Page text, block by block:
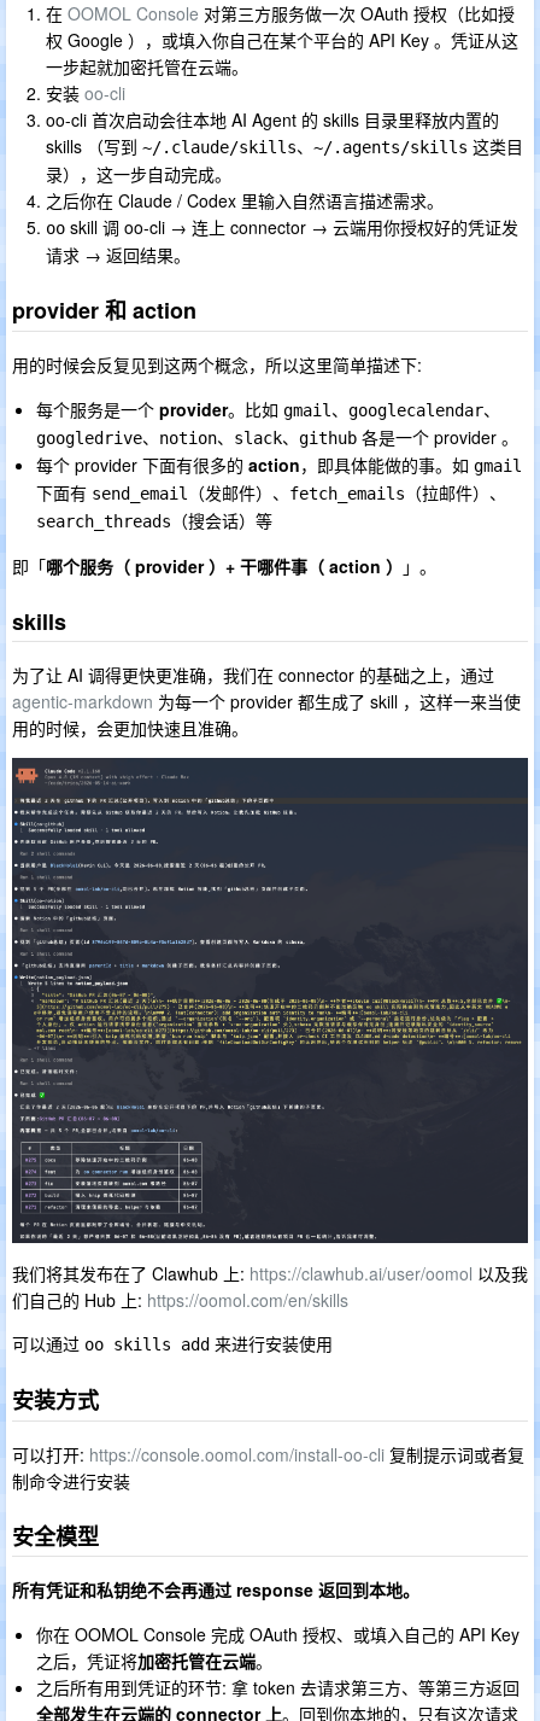
在 OOMOL Console 对第三方服务做一次 OAuth 授权（比如授
权 Google ），或填入你自己在某个平台的 API Key 。凭证从这
一步起就加密托管在云端。
安装 oo-cli
oo-cli 首次启动会往本地 AI Agent 的 skills 目录里释放内置的
skills （写到 ~/.claude/skills、 ~/.agents/skills 这类目
录），这一步自动完成。
之后你在 Claude / Codex 里输入自然语言描述需求。
oo skill 调 oo-cli → 连上 connector → 云端用你授权好的凭证发
请求 → 返回结果。
provider 和 action
用的时候会反复见到这两个概念，所以这里简单描述下:
每个服务是一个 provider。比如 gmail 、 googlecalendar、
googledrive、 notion、 slack、 github 各是一个 provider 。
每个 provider 下面有很多的 action，即具体能做的事。如 gmail
下面有 send_email （发邮件）、 fetch_emails （拉邮件）、
search_threads
（搜会话）等
即「哪个服务（ provider ）+ 干哪件事（ action ） 」。
skills
为了让 AI 调得更快更准确，我们在 connector 的基础之上，通过
agentic-markdown 为每一个 provider 都生成了 skill ，这样一来当使
用的时候，会更加快速且准确。
我们将其发布在了 Clawhub 上: https://clawhub.ai/user/oomol 以及我
们自己的 Hub 上: https://oomol.com/en/skills
可以通过 oo skills add 来进行安装使用
安装方式
可以打开: https://console.oomol.com/install-oo-cli 复制提示词或者复
制命令进行安装
安全模型
所有凭证和私钥绝不会再通过 response 返回到本地。
你在 OOMOL Console 完成 OAuth 授权、或填入自己的 API Key
之后，凭证将加密托管在云端。
之后所有用到凭证的环节: 拿 token 去请求第三方、等第三方返回
全部发生在云端的 connector 上。回到你本地的，只有这次请求